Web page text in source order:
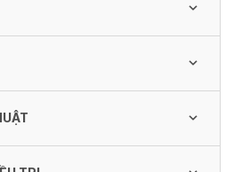
độ nhẹ
độ trung bình